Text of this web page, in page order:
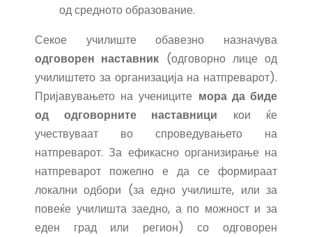
од средното образование.
Секое училиште обавезно назначува
одговорен наставник (одговорно лице од
училиштето за организација на натпреварот).
Пријавувањето на учениците мора да биде
од одговорните наставници кои ќе
учествуваат во спроведувањето на
натпреварот. За ефикасно организирање на
натпреварот пожелно е да се формираат
локални одбори (за едно училиште, или за
повеќе училишта заедно, а по можност и за
еден град или регион) со одговорен